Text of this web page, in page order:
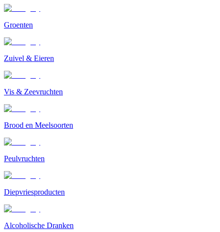
Groenten
Zuivel & Eieren
Vis & Zeevruchten
Brood en Meelsoorten
Peulvruchten
Diepvriesproducten
Alcoholische Dranken